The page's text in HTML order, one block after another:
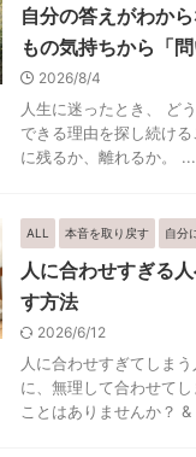
自分の答えがわか
もの気持ちから「
2026/8/4
人生に迷ったとき、 ど
できる理由を探し続け
に残るか、離れるか。 ...
ALL 本音を取り戻す 自分
人に合わせすぎる
す方法
2026/6/12
人に合わせすぎてしま
に、無理して合わせて
ことはありませんか？ &